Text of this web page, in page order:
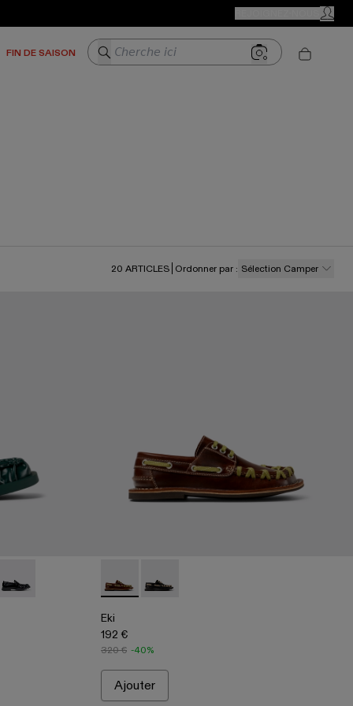
MON
FIN DE SAISON Cherche ici
20 ARTICLES Ordonner par : Sélection Camper
en cuir vert
005
- A500039-003 - Mocassins en cuir marron
Mil 1978 - A500039-001 - Mocassins en cuir noir
Eki - A500040-001 - Chaussures bateau
Eki - A500040-002 - Chaussures
Eki
192 €
320 € -40%
Ajouter